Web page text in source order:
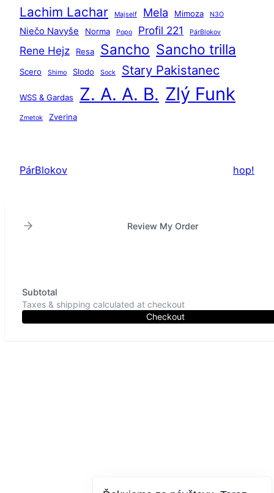
Lachim Lachar
Majself Mela Mimoza N3O
Niečo Navyše Norma Popo Profil 221 PárBlokov
Rene Hejz Resa Sancho Sancho trilla
Scero Shimo Slodo Sock Stary Pakistanec
WSS & Gardas Z. A. A. B. Zlý Funk
Zmetok Zverina
PárBlokov hop!
Review My Order
Subtotal
Taxes & shipping calculated at checkout
Checkout